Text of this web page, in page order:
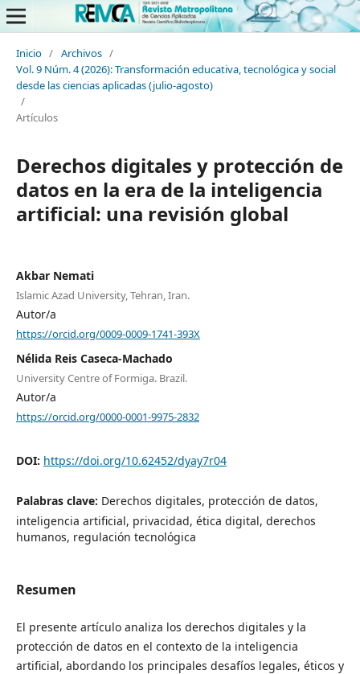
Inicio / Archivos /
Vol. 9 Núm. 4 (2026): Transformación educativa, tecnológica y social
desde las ciencias aplicadas (julio-agosto)
/
Artículos
Derechos digitales y protección de
datos en la era de la inteligencia
artificial: una revisión global
Akbar Nemati
Islamic Azad University, Tehran, Iran.
Autor/a
https://orcid.org/0009-0009-1741-393X
Nélida Reis Caseca-Machado
University Centre of Formiga. Brazil.
Autor/a
https://orcid.org/0000-0001-9975-2832
DOI: https://doi.org/10.62452/dyay7r04
Palabras clave: Derechos digitales, protección de datos,
inteligencia artificial, privacidad, ética digital, derechos
humanos, regulación tecnológica
Resumen
El presente artículo analiza los derechos digitales y la
protección de datos en el contexto de la inteligencia
artificial, abordando los principales desafíos legales, éticos y